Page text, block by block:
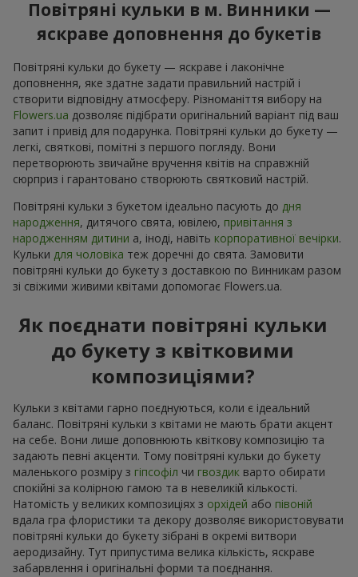
Повітряні кульки в м. Винники —
яскраве доповнення до букетів
Повітряні кульки до букету — яскраве і лаконічне
доповнення, яке здатне задати правильний настрій і
створити відповідну атмосферу. Різноманіття вибору на
Flowers.ua дозволяє підібрати оригінальний варіант під ваш
запит і привід для подарунка. Повітряні кульки до букету —
легкі, святкові, помітні з першого погляду. Вони
перетворюють звичайне вручення квітів на справжній
сюрприз і гарантовано створюють святковий настрій.
Повітряні кульки з букетом ідеально пасують до дня
народження, дитячого свята, ювілею, привітання з
народженням дитини а, іноді, навіть корпоративної вечірки.
Кульки для чоловіка теж доречні до свята. Замовити
повітряні кульки до букету з доставкою по Винникам разом
зі свіжими живими квітами допомогає Flowers.ua.
Як поєднати повітряні кульки
до букету з квітковими
композиціями?
Кульки з квітами гарно поєднуються, коли є ідеальний
баланс. Повітряні кульки з квітами не мають брати акцент
на себе. Вони лише доповнюють квіткову композицію та
задають певні акценти. Тому повітряні кульки до букету
маленького розміру з гіпсофіл чи гвоздик варто обирати
спокійні за колірною гамою та в невеликій кількості.
Натомість у великих композиціях з орхідей або півоній
вдала гра флористики та декору дозволяє використовувати
повітряні кульки до букету зібрані в окремі витвори
аеродизайну. Тут припустима велика кількість, яскраве
забарвлення і оригінальні форми та поєднання.